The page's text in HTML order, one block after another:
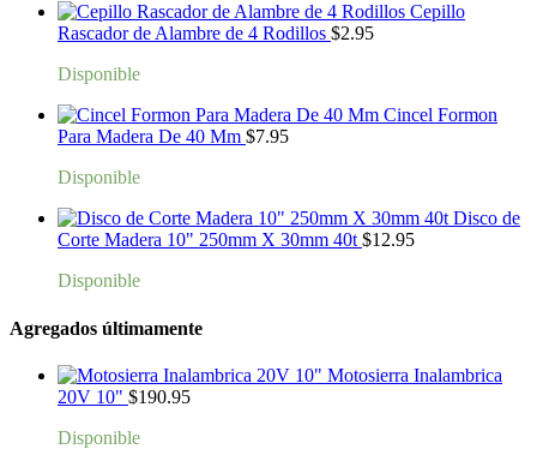
Cepillo
Rascador de Alambre de 4 Rodillos $2.95
Disponible
Cincel Formon
Para Madera De 40 Mm $7.95
Disponible
Disco de
Corte Madera 10" 250mm X 30mm 40t $12.95
Disponible
Agregados últimamente
Motosierra Inalambrica
20V 10" $190.95
Disponible